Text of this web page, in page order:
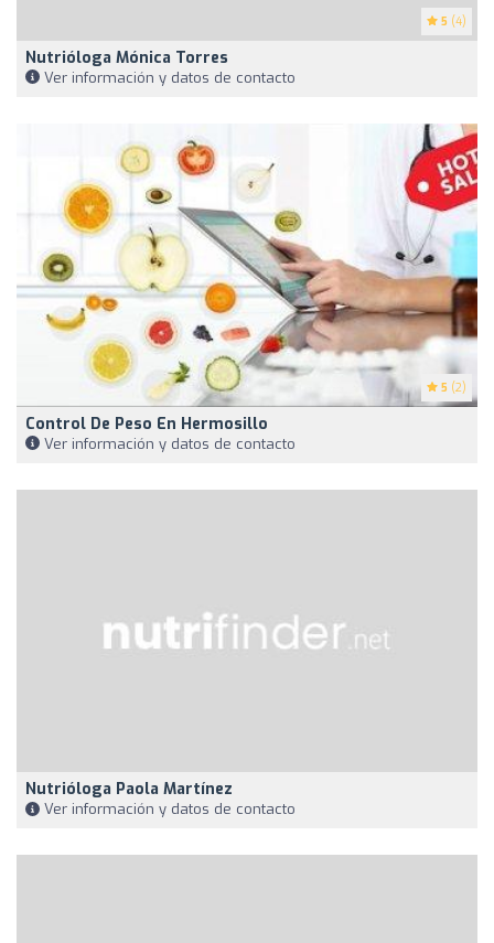
5 (4)
Nutrióloga Mónica Torres
Ver información y datos de contacto
5 (2)
Control De Peso En Hermosillo
Ver información y datos de contacto
Nutrióloga Paola Martínez
Ver información y datos de contacto